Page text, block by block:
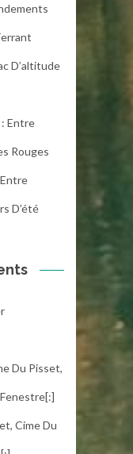
D’altitude
Entre
Rouges
D’été
Du Pisset,
Cime Du